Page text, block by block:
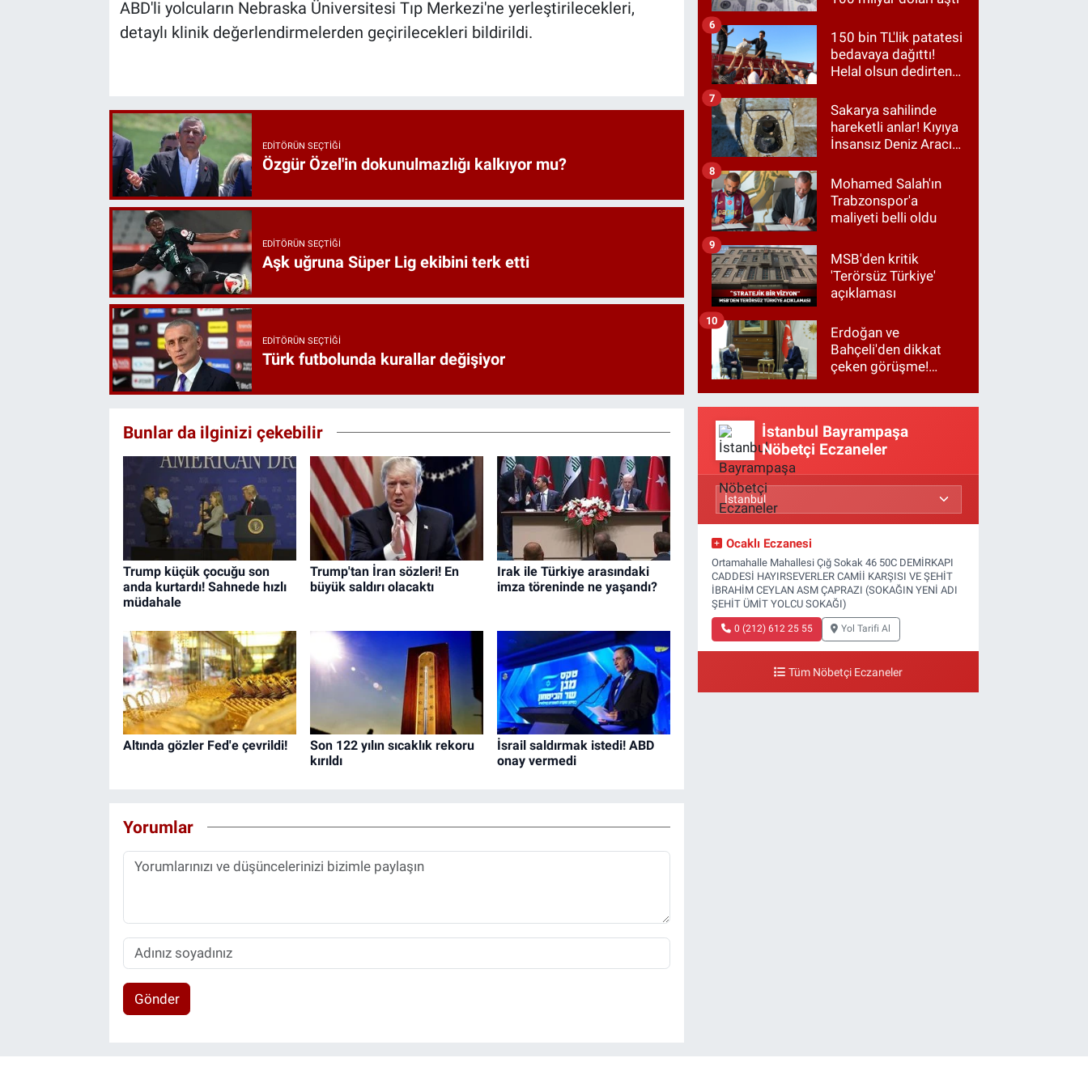
ABD'li yolcuların Nebraska Üniversitesi Tıp Merkezi'ne yerleştirilecekleri,
detaylı klinik değerlendirmelerden geçirilecekleri bildirildi.
EDITÖRÜN SEÇTIĞI
Özgür Özel'in dokunulmazlığı kalkıyor mu?
EDITÖRÜN SEÇTIĞI
Aşk uğruna Süper Lig ekibini terk etti
EDITÖRÜN SEÇTIĞI
Türk futbolunda kurallar değişiyor
Bunlar da ilginizi çekebilir
Trump küçük çocuğu son
anda kurtardı! Sahnede hızlı
müdahale
Trump'tan İran sözleri! En
büyük saldırı olacaktı
Irak ile Türkiye arasındaki
imza töreninde ne yaşandı?
Altında gözler Fed'e çevrildi!
Son 122 yılın sıcaklık rekoru
kırıldı
İsrail saldırmak istedi! ABD
onay vermedi
Yorumlar
Gönder
150 bin TL'lik patatesi
bedavaya dağıttı!
Helal olsun dedirten
6
Sakarya sahilinde
hareketli anlar! Kıyıya
İnsansız Deniz Aracı
7
Mohamed Salah'ın
Trabzonspor'a
maliyeti belli oldu
8
MSB'den kritik
'Terörsüz Türkiye'
açıklaması
9
Erdoğan ve
Bahçeli'den dikkat
çeken görüşme!
10
İstanbul Bayrampaşa
Nöbetçi Eczaneler
Ocaklı Eczanesi
Ortamahalle Mahallesi Çığ Sokak 46 50C DEMİRKAPI
CADDESİ HAYIRSEVERLER CAMİİ KARŞISI VE ŞEHİT
İBRAHİM CEYLAN ASM ÇAPRAZI (SOKAĞIN YENİ ADI
ŞEHİT ÜMİT YOLCU SOKAĞI)
0 (212) 612 25 55 Yol Tarifi Al
Tüm Nöbetçi Eczaneler